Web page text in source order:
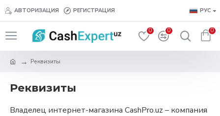
АВТОРИЗАЦИЯ РЕГИСТРАЦИЯ РУС
0 0 0
Реквизиты
Реквизиты
Владелец интернет-магазина CashPro.uz – компания